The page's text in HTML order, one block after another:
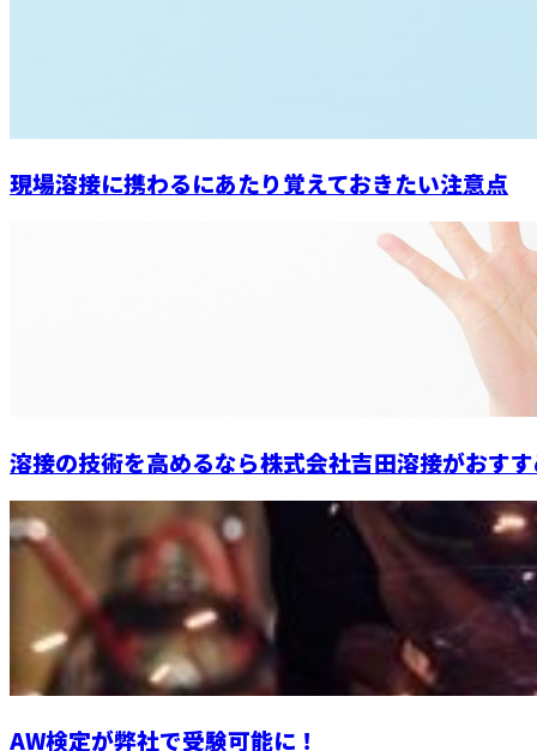
現場溶接に携わるにあたり覚えておきたい注意点
溶接の技術を高めるなら株式会社吉田溶接がおす
AW検定が弊社で受験可能に！